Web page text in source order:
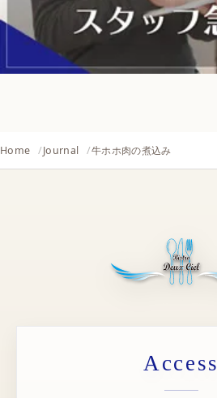
Home Journal 牛ホホ肉の煮込み
Access